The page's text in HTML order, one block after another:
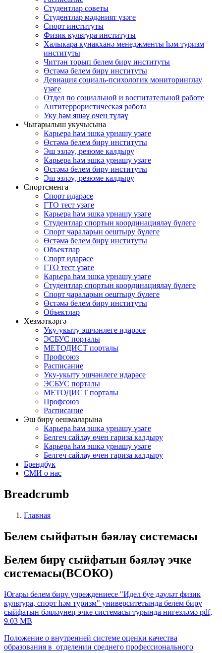
Студентлар советы
Студентлар мәдәният үзәге
Спорт институты
Физик культура институты
Халыкара кунакханә менеджменты һәм туризм
институты
Читтән торып белем бирү институты
Өстәмә белем бирү институты
Девиация социаль-психологик мониторинглау
үзәге
Отдел по социальной и воспитательной работе
Антитеррористическая работа
Уку һәм яшәү өчен түләү
Чыгарылыш укучысына
Карьера һәм эшкә урнашу үзәге
Өстәмә белем бирү институты
Эш эзләү, резюме калдыру
Карьера һәм эшкә урнашу үзәге
Өстәмә белем бирү институты
Эш эзләү, резюме калдыру
Спортсменга
Спорт идарәсе
ГТО тест үзәге
Карьера һәм эшкә урнашу үзәге
Студентлар спортын координацияләү бүлеге
Спорт чараларын оештыру бүлеге
Өстәмә белем бирү институты
Объектлар
Спорт идарәсе
ГТО тест үзәге
Карьера һәм эшкә урнашу үзәге
Студентлар спортын координацияләү бүлеге
Спорт чараларын оештыру бүлеге
Өстәмә белем бирү институты
Объектлар
Хезмәткәргә
Уку-укыту эшчәнлеге идарәсе
ЭСБУС порталы
МЕТОДИСТ порталы
Профсоюз
Расписание
Уку-укыту эшчәнлеге идарәсе
ЭСБУС порталы
МЕТОДИСТ порталы
Профсоюз
Расписание
Эш бирү оешмаларына
Карьера һәм эшкә урнашу үзәге
Белгеч сайлау өчен гариза калдыру
Карьера һәм эшкә урнашу үзәге
Белгеч сайлау өчен гариза калдыру
Брендбук
СМИ о нас
Breadcrumb
Главная
Белем сыйфатын бәяләү системасы
Белем бирү сыйфатын бәяләү эчке
системасы(ВСОКО)
Югары белем бирү учреждениесе "Идел буе дәүләт физик
культура, спорт һәм туризм" университетында белем бирү
сыйфатын бәяләүнең эчке системасы турында нигезләмә pdf,
9.03 MB
Положение о внутренней системе оценки качества
образования в отделении среднего профессионального